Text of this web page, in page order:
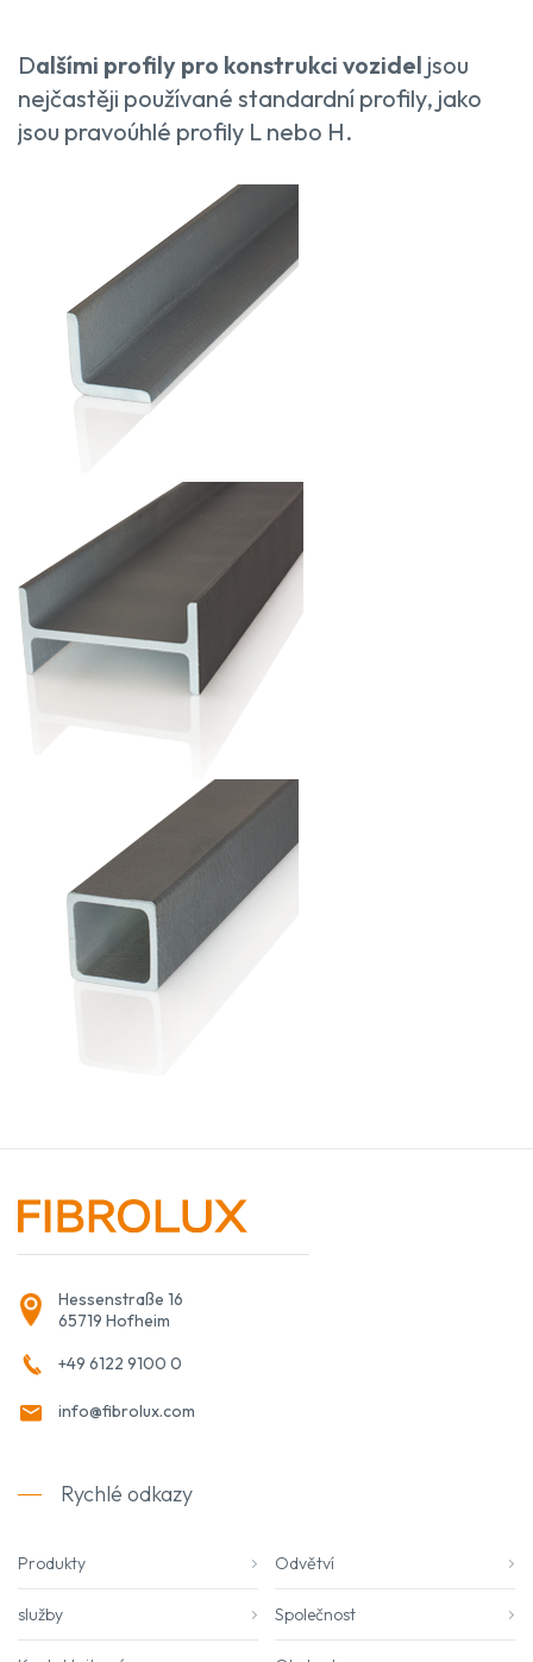
Dalšími profily pro konstrukci vozidel jsou
nejčastěji používané standardní profily, jako
jsou pravoúhlé profily L nebo H.
Hessenstraße 16
65719 Hofheim
+49 6122 9100 0
info@fibrolux.com
Rychlé odkazy
Produkty Odvětví
služby Společnost